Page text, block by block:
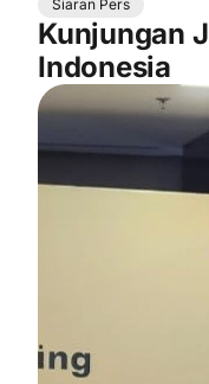
Siaran Pers
Kunjungan
Indonesia